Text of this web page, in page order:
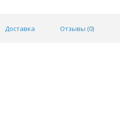
Доставка Отзывы (0)